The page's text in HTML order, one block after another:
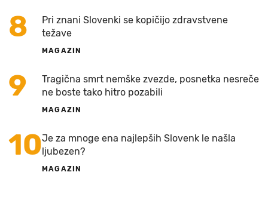
8
Pri znani Slovenki se kopičijo zdravstvene
težave
MAGAZIN
9
Tragična smrt nemške zvezde, posnetka nesreče
ne boste tako hitro pozabili
MAGAZIN
10Je za mnoge ena najlepših Slovenk le našla
ljubezen?
MAGAZIN